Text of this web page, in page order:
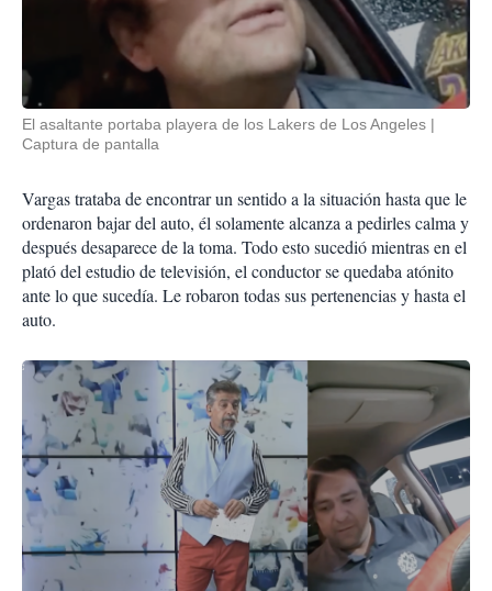
El asaltante portaba playera de los Lakers de Los Angeles
Captura de pantalla
Vargas trataba de encontrar un sentido a la situación hasta que le
ordenaron bajar del auto, él solamente alcanza a pedirles calma y
después desaparece de la toma. Todo esto sucedió mientras en el
plató del estudio de televisión, el conductor se quedaba atónito
ante lo que sucedía. Le robaron todas sus pertenencias y hasta el
auto.